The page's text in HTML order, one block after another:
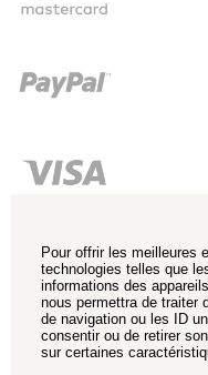
Pour offrir les meilleures
technologies telles que
informations des
nous permettra de traiter
de navigation ou les ID
consentir ou de retirer
sur certaines